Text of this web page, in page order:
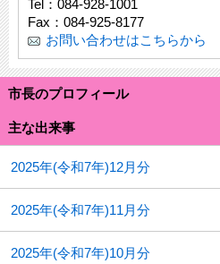
市長のプロフィール
主な出来事
2025年(令和7年)12月分
2025年(令和7年)11月分
2025年(令和7年)10月分
Tel：084-928-1001
Fax：084-925-8177
お問い合わせはこちらから